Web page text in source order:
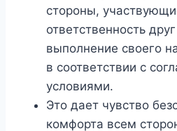
стороны,
ответственность
выполнение своего
в соответствии с
условиями.
Это дает чувство
комфорта всем